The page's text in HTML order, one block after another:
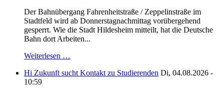
Der Bahnübergang Fahrenheitstraße / Zeppelinstraße im
Stadtfeld wird ab Donnerstagnachmittag vorübergehend
gesperrt. Wie die Stadt Hildesheim mitteilt, hat die Deutsche
Bahn dort Arbeiten...
Weiterlesen …
Hi Zukunft sucht Kontakt zu Studierenden Di, 04.08.2026 -
10:59